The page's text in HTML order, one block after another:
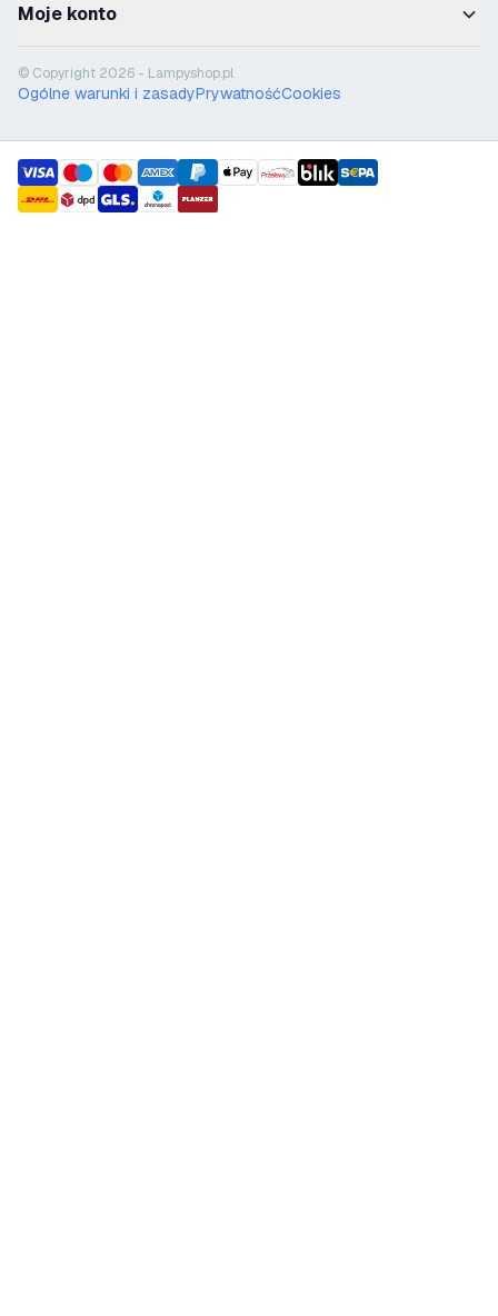
Moje konto
© Copyright 2026 - Lampyshop.pl
Ogólne warunki i zasadyPrywatnośćCookies
payment methods
shipment methods